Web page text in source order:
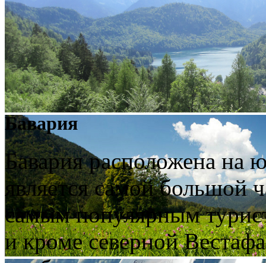
Бавария
Бавария расположена на
является самой большой
самым популярным
и кроме северной